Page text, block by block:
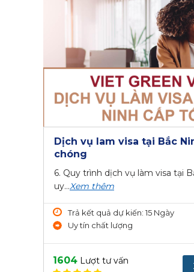
Dịch vụ lam visa tại Bắc
chóng
6. Quy trình dịch vụ làm visa tại
uy...Xem thêm
Trả kết quả dự kiến: 15 Ngày
Uy tín chất lượng
1604 Lượt tư vấn